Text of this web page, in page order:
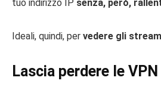
tuo indirizzo IP senza, però,
Ideali, quindi, per vedere gli
Lascia perdere le